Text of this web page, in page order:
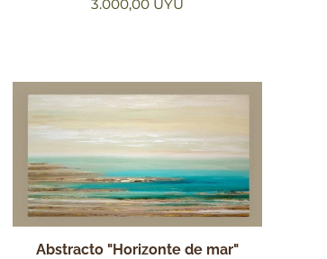
3.000,00UYU
Abstracto "Horizonte de mar"